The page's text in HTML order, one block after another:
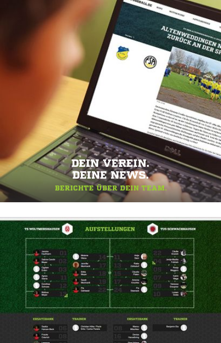
DEIN VEREIN.
DEINE NEWS.
BERICHTE ÜBER DEIN TEAM.